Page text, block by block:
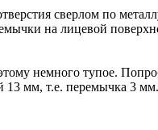
сверлом по
на лицевой
немного тупое.
13 мм, т.е. перемычка 3 мм.